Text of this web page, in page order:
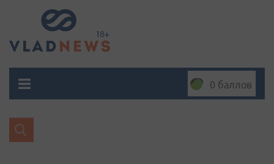
0 баллов